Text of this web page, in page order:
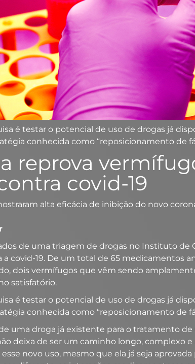
é testar o potencial de uso de drogas já
conhecida como “reposicionamento de
reprova
covid-19
alta eficácia de inibição do novo
de uma triagem de drogas no Instituto de
covid-19. De um total de 65 medicamentos
dois vermífugos que vêm sendo
satisfatório.
é testar o potencial de uso de drogas já
conhecida como “reposicionamento de
uma droga já existente para o tratamento
deixa de ser um caminho longo, complexo
esse novo uso, mesmo que ela já seja